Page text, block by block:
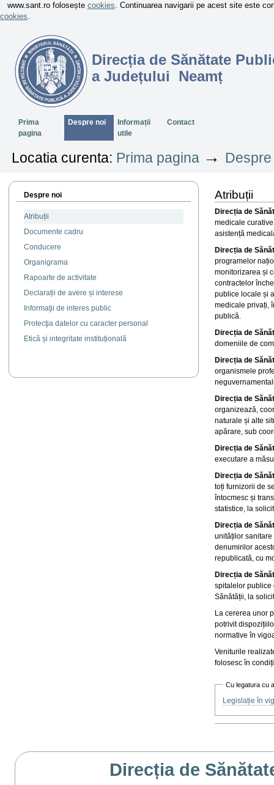
www.sant.ro folosește cookies. Continuarea navigarii pe acest site este
cookies.
Direcția de Sănătate
a Județului Neamț
SectiuniPrima
pagina
Despre noi
Informații
utile
Contact
Locatia curenta: Prima pagina →
Despre noi
Atribuții
Documente cadru
Conducere
Organigrama
Rapoarte de activitate
Declarații de avere și interese
Informaţii de interes public
Protecţia datelor cu caracter personal
Etică și integritate instituțională
Atribuții
Direcția de
medicale
asistență
Direcția de
programelor
monitorizarea și
contractelor
publice locale și
medicale privați,
publică.
Direcția de
domeniile de
Direcția de
organismele
Direcția de
organizează,
naturale și alte
apărare, sub
Direcția de
executare a
Direcția de
toți furnizorii de
întocmesc și
statistice, la
Direcția de
unităților
denumirilor
republicată, cu
Direcția de
spitalelor publice
Sănătății, la
La cererea unor
potrivit
normative în
Veniturile
folosesc în
Cu legatura cu
Legislație în
Direcția de